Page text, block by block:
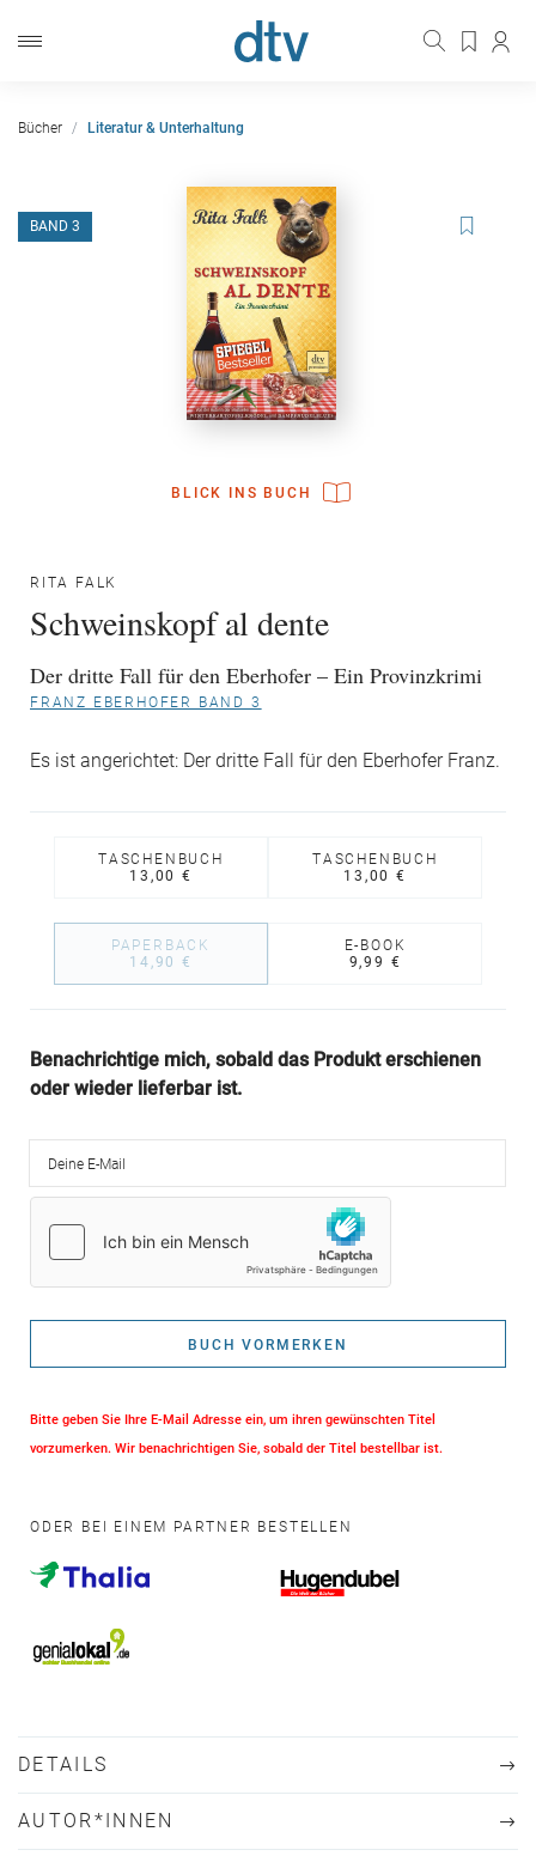
Bücher Literatur & Unterhaltung
BLICK INS BUCH
BAND 3
RITA FALK
Schweinskopf al dente
Der dritte Fall für den Eberhofer – Ein Provinzkrimi
FRANZ EBERHOFER BAND 3
Es ist angerichtet: Der dritte Fall für den Eberhofer Franz.
TASCHENBUCH
13,00 €
TASCHENBUCH
13,00 €
PAPERBACK
14,90 €
E-BOOK
9,99 €
Benachrichtige mich, sobald das Produkt erschienen
oder wieder lieferbar ist.
BUCH VORMERKEN
Bitte geben Sie Ihre E-Mail Adresse ein, um ihren gewünschten Titel
vorzumerken. Wir benachrichtigen Sie, sobald der Titel bestellbar ist.
ODER BEI EINEM PARTNER BESTELLEN
DETAILS
AUTOR*INNEN